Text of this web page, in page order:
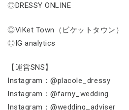
◎DRESSY ONLINE
◎ViKet Town（ビケットタウン）
◎IG analytics
【運営SNS】
Instagram：@placole_dressy
Instagram：@farny_wedding
Instagram：@wedding_adviser